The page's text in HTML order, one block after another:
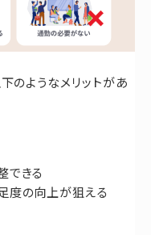
のようなメリットがあ
できる
度の向上が狙える